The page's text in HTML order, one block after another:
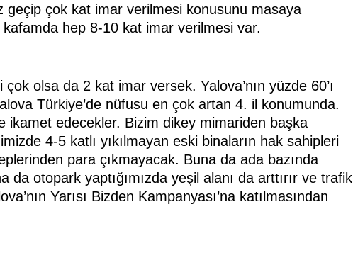
geçip çok kat imar verilmesi konusunu masaya
hep 8-10 kat imar verilmesi var.
olsa da 2 kat imar versek. Yalova’nın yüzde 60’ı
Türkiye’de nüfusu en çok artan 4. il konumunda.
ikamet edecekler. Bizim dikey mimariden başka
4-5 katlı yıkılmayan eski binaların hak sahipleri
para çıkmayacak. Buna da ada bazında
da otopark yaptığımızda yeşil alanı da arttırır ve trafik
Yarısı Bizden Kampanyası’na katılmasından